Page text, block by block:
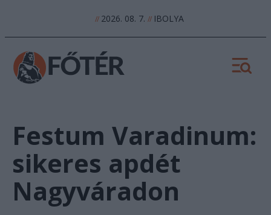
//2026. 08. 7. //IBOLYA
Festum Varadinum:
sikeres apdét
Nagyváradon